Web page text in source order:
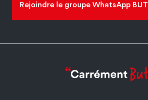
Rejoindre le groupe WhatsApp BUT